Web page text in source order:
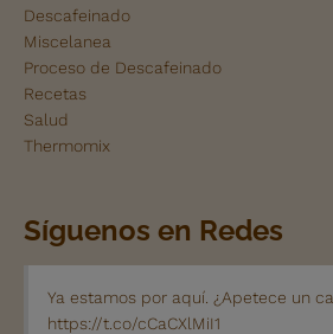
Descafeinado
Miscelanea
Proceso de Descafeinado
Recetas
Salud
Thermomix
Síguenos en Redes
Ya estamos por aquí. ¿Apetece un
https://t.co/cCaCXlMiI1